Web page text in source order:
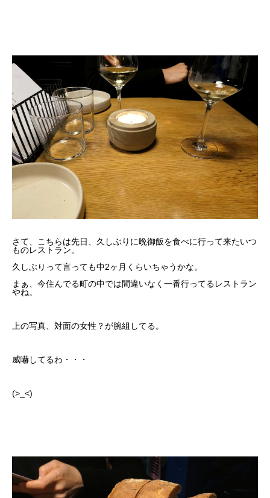
さて、こちらは先日、久しぶりに晩御飯を食べに行って来たいつ
ものレストラン。
久しぶりって言っても中2ヶ月くらいちゃうかな。
まぁ、今住んでる町の中では間違いなく一番行ってるレストラン
やね。
上の写真、対面の女性？が腕組してる。
威嚇してるわ・・・
(>_<)